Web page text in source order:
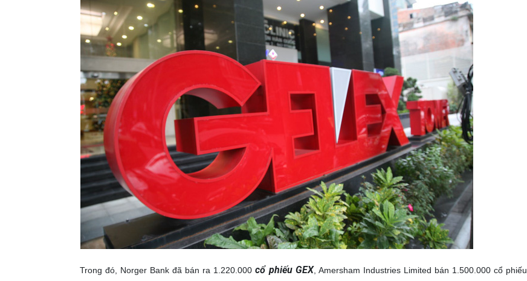
Trong đó, Norger Bank đã bán ra 1.220.000cổ phiếu GEX, Amersham Industries Limited bán 1.500.000 cổ phiếu